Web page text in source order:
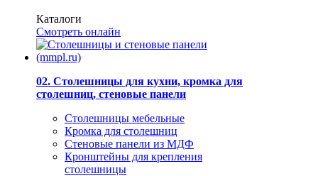
Каталоги
Смотреть онлайн
02. Столешницы для кухни, кромка для
столешниц, стеновые панели
Столешницы мебельные
Кромка для столешниц
Стеновые панели из МДФ
Кронштейны для крепления
столешницы